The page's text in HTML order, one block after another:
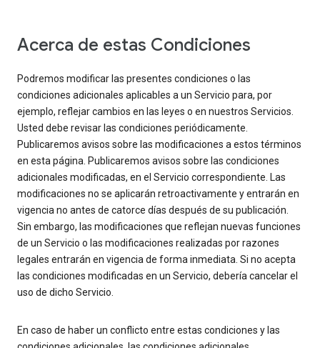
Acerca de estas Condiciones
Podremos modificar las presentes condiciones o las
condiciones adicionales aplicables a un Servicio para, por
ejemplo, reflejar cambios en las leyes o en nuestros Servicios.
Usted debe revisar las condiciones periódicamente.
Publicaremos avisos sobre las modificaciones a estos términos
en esta página. Publicaremos avisos sobre las condiciones
adicionales modificadas, en el Servicio correspondiente. Las
modificaciones no se aplicarán retroactivamente y entrarán en
vigencia no antes de catorce días después de su publicación.
Sin embargo, las modificaciones que reflejan nuevas funciones
de un Servicio o las modificaciones realizadas por razones
legales entrarán en vigencia de forma inmediata. Si no acepta
las condiciones modificadas en un Servicio, debería cancelar el
uso de dicho Servicio.
En caso de haber un conflicto entre estas condiciones y las